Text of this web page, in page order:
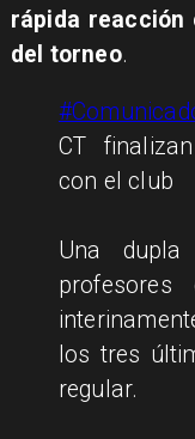
rápida reacción
del torneo.
CT
con el club
Una dupla
los tres
regular.